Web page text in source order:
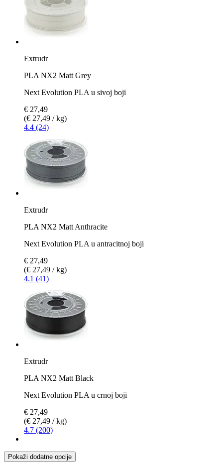
Extrudr
PLA NX2 Matt Grey
Next Evolution PLA u sivoj boji
€ 27,49
(€ 27,49 / kg)
4.4 (24)
Extrudr
PLA NX2 Matt Anthracite
Next Evolution PLA u antracitnoj boji
€ 27,49
(€ 27,49 / kg)
4.1 (41)
Extrudr
PLA NX2 Matt Black
Next Evolution PLA u crnoj boji
€ 27,49
(€ 27,49 / kg)
4.7 (200)
Pokaži dodatne opcije